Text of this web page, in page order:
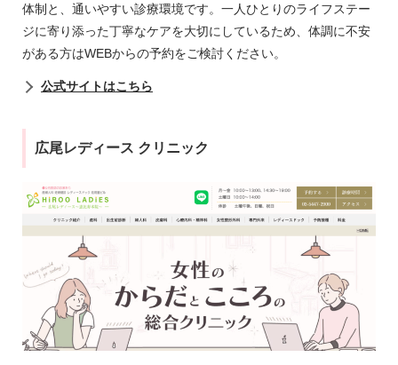
体制と、通いやすい診療環境です。一人ひとりのライフステー
ジに寄り添った丁寧なケアを大切にしているため、体調に不安
がある方はWEBからの予約をご検討ください。
公式サイトはこちら
広尾レディース クリニック